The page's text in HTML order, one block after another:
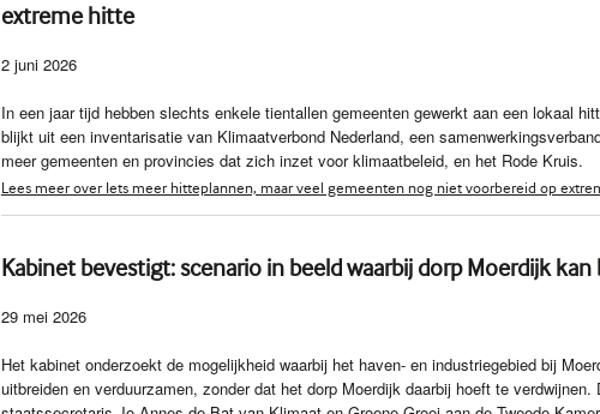
extreme hitte
2 juni 2026
In een jaar tijd hebben slechts enkele tientallen gemeenten gewerkt aan een lokaal
blijkt uit een inventarisatie van Klimaatverbond Nederland, een
meer gemeenten en provincies dat zich inzet voor klimaatbeleid, en het Rode Kruis.
Lees meer over Iets meer hitteplannen, maar veel gemeenten nog niet voorbereid op
Kabinet bevestigt: scenario in beeld waarbij dorp Moerdijk kan
29 mei 2026
Het kabinet onderzoekt de mogelijkheid waarbij het haven- en industriegebied bij
uitbreiden en verduurzamen, zonder dat het dorp Moerdijk daarbij hoeft te verdwijnen.